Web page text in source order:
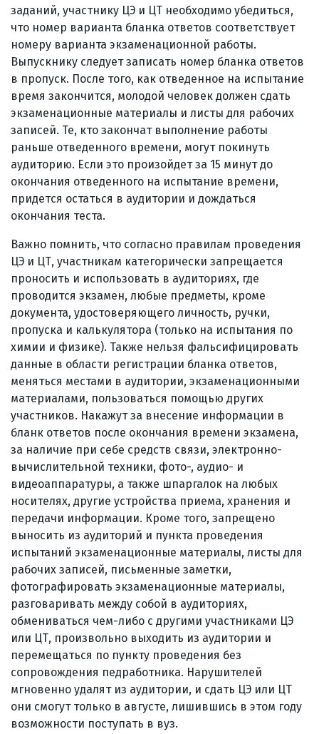
заданий, участнику ЦЭ и ЦТ необходимо убедиться,
что номер варианта бланка ответов соответствует
номеру варианта экзаменационной работы.
Выпускнику следует записать номер бланка ответов
в пропуск. После того, как отведенное на испытание
время закончится, молодой человек должен сдать
экзаменационные материалы и листы для рабочих
записей. Те, кто закончат выполнение работы
раньше отведенного времени, могут покинуть
аудиторию. Если это произойдет за 15 минут до
окончания отведенного на испытание времени,
придется остаться в аудитории и дождаться
окончания теста.
Важно помнить, что согласно правилам проведения
ЦЭ и ЦТ, участникам категорически запрещается
проносить и использовать в аудиториях, где
проводится экзамен, любые предметы, кроме
документа, удостоверяющего личность, ручки,
пропуска и калькулятора (только на испытания по
химии и физике). Также нельзя фальсифицировать
данные в области регистрации бланка ответов,
меняться местами в аудитории, экзаменационными
материалами, пользоваться помощью других
участников. Накажут за внесение информации в
бланк ответов после окончания времени экзамена,
за наличие при себе средств связи, электронно-
вычислительной техники, фото-, аудио- и
видеоаппаратуры, а также шпаргалок на любых
носителях, другие устройства приема, хранения и
передачи информации. Кроме того, запрещено
выносить из аудиторий и пункта проведения
испытаний экзаменационные материалы, листы для
рабочих записей, письменные заметки,
фотографировать экзаменационные материалы,
разговаривать между собой в аудиториях,
обмениваться чем-либо с другими участниками ЦЭ
или ЦТ, произвольно выходить из аудитории и
перемещаться по пункту проведения без
сопровождения педработника. Нарушителей
мгновенно удалят из аудитории, и сдать ЦЭ или ЦТ
они смогут только в августе, лишившись в этом году
возможности поступать в вуз.